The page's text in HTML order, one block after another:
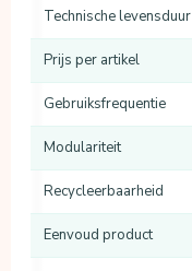
Technische levensduur
Prijs per artikel
Gebruiksfrequentie
Modulariteit
Recycleerbaarheid
Eenvoud product